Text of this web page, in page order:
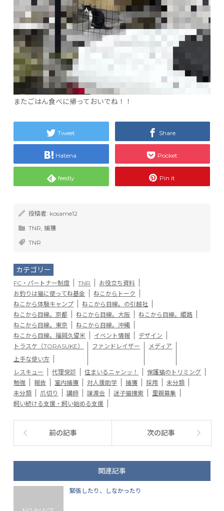
またごはん食べに帰っておいでね！！
Tweet Share
Hatena Pocket
feedly Pin it
投稿者: kosame12
TNR,捕獲
TNR
カテゴリー
FC・パートナー制度 TNR
お役立ち資料
お釣りは猫に使ってね基金
ねこからトーク
ねこから体験キャンプ
ねこから目線。の引越社
ねこから目線。京都
ねこから目線。大阪
ねこから目線。姫路
ねこから目線。東京
ねこから目線。沖縄
ねこから目線。福岡久留米
イベント情報
デザイン
トラスケ（TORASUKE）
上手な使い方
ファンドレイザー メディア
レスキュー 代理受診 住まいるニャンッ！
保護猫のトリミング
勉強
報告 室内捕獲 対人援助学 捕獲 採用
未分類
未分類
爪切り 講師 譲渡会 迷子猫捜索
里親募集
飼い続ける支援・飼い始める支援
前の記事 次の記事
関連記事
緊張したり、しなかったり